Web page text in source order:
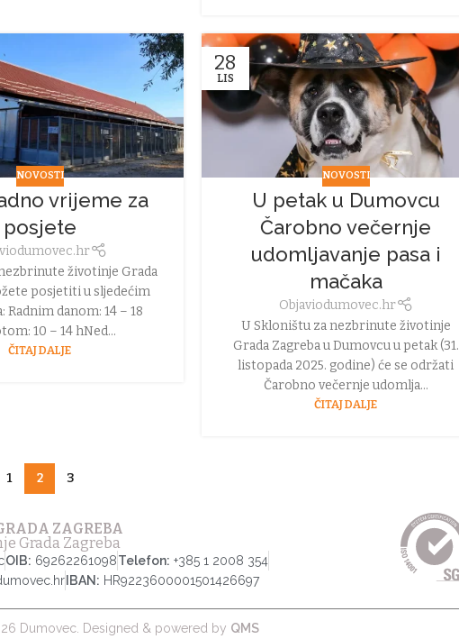
NOVOSTI
vrijeme za
posjete
dumovec.hr
životinje Grada
posjetiti u sljedećim
danom: 14 – 18
10 – 14 hNed...
ČITAJ DALJE
28
LIS
NOVOSTI
U petak u Dumovcu
Čarobno večernje
udomljavanje pasa i
mačaka
Objaviodumovec.hr
U Skloništu za nezbrinute životinje
Grada Zagreba u Dumovcu u petak (31.
listopada 2025. godine) će se održati
Čarobno večernje udomlja...
ČITAJ DALJE
1 2 3
ZAGREBA
Grada Zagreba
OIB: 69262261098Telefon: +385 1 2008 354
IBAN: HR9223600001501426697
Dumovec. Designed & powered by QMS